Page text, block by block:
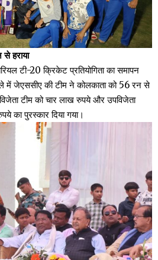
हराया
टी-20 क्रिकेट प्रतियोगिता का समापन
में जेएससीए की टीम ने कोलकाता को 56 रन से
टीम को चार लाख रुपये और उपविजेता
का पुरस्कार दिया गया।